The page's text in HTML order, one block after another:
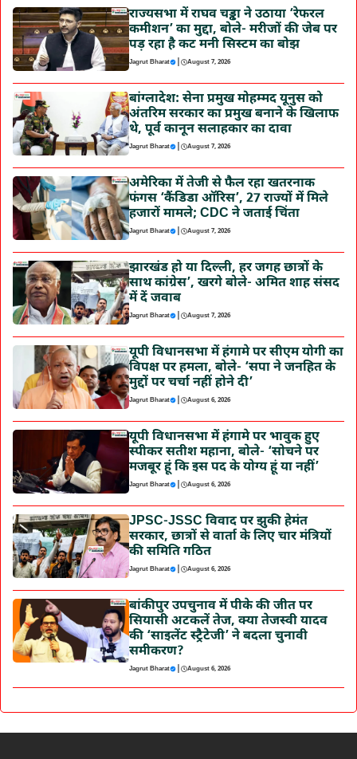
राज्यसभा में राघव चड्ढा ने उठाया ‘रेफरल
कमीशन’ का मुद्दा, बोले- मरीजों की जेब पर
पड़ रहा है कट मनी सिस्टम का बोझ
Jagrut Bharat | August 7, 2026
बांग्लादेश: सेना प्रमुख मोहम्मद यूनुस को
अंतरिम सरकार का प्रमुख बनाने के खिलाफ
थे, पूर्व कानून सलाहकार का दावा
Jagrut Bharat | August 7, 2026
अमेरिका में तेजी से फैल रहा खतरनाक
फंगस ‘कैंडिडा ऑरिस’, 27 राज्यों में मिले
हजारों मामले; CDC ने जताई चिंता
Jagrut Bharat | August 7, 2026
झारखंड हो या दिल्ली, हर जगह छात्रों के
साथ कांग्रेस’, खरगे बोले- अमित शाह संसद
में दें जवाब
Jagrut Bharat | August 7, 2026
यूपी विधानसभा में हंगामे पर सीएम योगी का
विपक्ष पर हमला, बोले- ‘सपा ने जनहित के
मुद्दों पर चर्चा नहीं होने दी’
Jagrut Bharat | August 6, 2026
यूपी विधानसभा में हंगामे पर भावुक हुए
स्पीकर सतीश महाना, बोले- ‘सोचने पर
मजबूर हूं कि इस पद के योग्य हूं या नहीं’
Jagrut Bharat | August 6, 2026
JPSC-JSSC विवाद पर झुकी हेमंत
सरकार, छात्रों से वार्ता के लिए चार मंत्रियों
की समिति गठित
Jagrut Bharat | August 6, 2026
बांकीपुर उपचुनाव में पीके की जीत पर
सियासी अटकलें तेज, क्या तेजस्वी यादव
की ‘साइलेंट स्ट्रैटेजी’ ने बदला चुनावी
समीकरण?
Jagrut Bharat | August 6, 2026